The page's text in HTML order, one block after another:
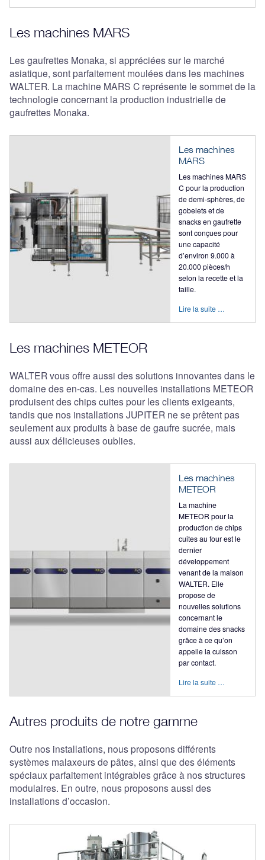
Les machines MARS
Les gaufrettes Monaka, si appréciées sur le marché
asiatique, sont parfaitement moulées dans les machines
WALTER. La machine MARS C représente le sommet de la
technologie concernant la production industrielle de
gaufrettes Monaka.
Les machines
MARS
Les machines MARS
C pour la production
de demi-sphères, de
gobelets et de
snacks en gaufrette
sont conçues pour
une capacité
d’environ 9.000 à
20.000 pièces/h
selon la recette et la
taille.
Lire la suite …
Les machines METEOR
WALTER vous offre aussi des solutions innovantes dans le
domaine des en-cas. Les nouvelles installations METEOR
produisent des chips cuites pour les clients exigeants,
tandis que nos installations JUPITER ne se prêtent pas
seulement aux produits à base de gaufre sucrée, mais
aussi aux délicieuses oublies.
Les machines
METEOR
La machine
METEOR pour la
production de chips
cuites au four est le
dernier
développement
venant de la maison
WALTER. Elle
propose de
nouvelles solutions
concernant le
domaine des snacks
grâce à ce qu’on
appelle la cuisson
par contact.
Lire la suite …
Autres produits de notre gamme
Outre nos installations, nous proposons différents
systèmes malaxeurs de pâtes, ainsi que des éléments
spéciaux parfaitement intégrables grâce à nos structures
modulaires. En outre, nous proposons aussi des
installations d’occasion.